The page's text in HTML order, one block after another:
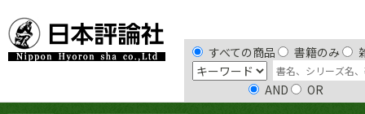
すべての商品 書籍のみ
AND OR